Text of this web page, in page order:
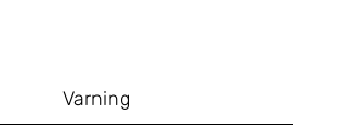
Varning